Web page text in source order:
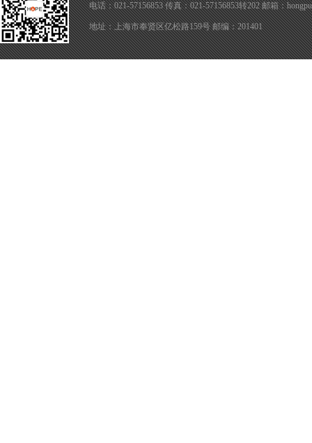
电话：021-57156853 传真：021-57156853转202 邮箱：
地址：上海市奉贤区亿松路159号 邮编：201401